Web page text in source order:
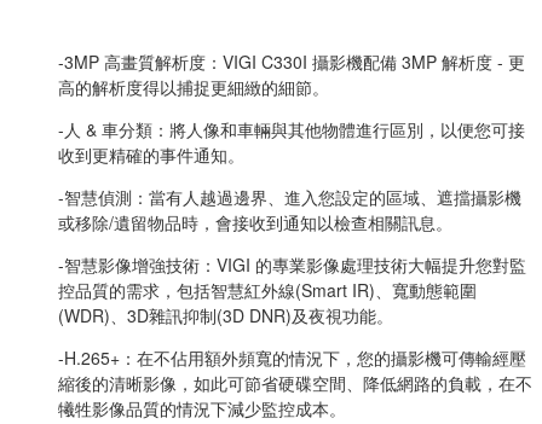
-3MP 高畫質解析度：VIGI C330I 攝影機配備 3MP 解析度 - 更
高的解析度得以捕捉更細緻的細節。
-人 & 車分類：將人像和車輛與其他物體進行區別，以便您可接
收到更精確的事件通知。
-智慧偵測：當有人越過邊界、進入您設定的區域、遮擋攝影機
或移除/遺留物品時，會接收到通知以檢查相關訊息。
-智慧影像增強技術：VIGI 的專業影像處理技術大幅提升您對監
控品質的需求，包括智慧紅外線(Smart IR)、寬動態範圍
(WDR)、3D雜訊抑制(3D DNR)及夜視功能。
-H.265+：在不佔用額外頻寬的情況下，您的攝影機可傳輸經壓
縮後的清晰影像，如此可節省硬碟空間、降低網路的負載，在不
犧牲影像品質的情況下減少監控成本。